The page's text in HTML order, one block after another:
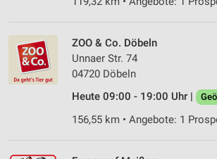
ZOO & Co. Döbeln
Unnaer Str. 74
04720 Döbeln
Heute 09:00 - 19:00 Uhr |
156,55 km • Angebote: 1